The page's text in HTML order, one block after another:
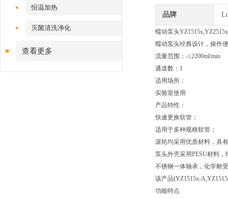
恒温加热
灭菌清洗净化
查看更多
品牌
蠕动泵头
蠕动泵头经典设计，操作
流量范围：-≤2200ml/min
通道数：1
适用场所：
实验室使用
产品特性：
快速更换软管；
适用于多种规格软管；
滚轮均采用优质材料，具
泵头外壳采用PESU材料，
不锈钢一体轴承，化学耐
该产品(YZ1515x-
功能特点